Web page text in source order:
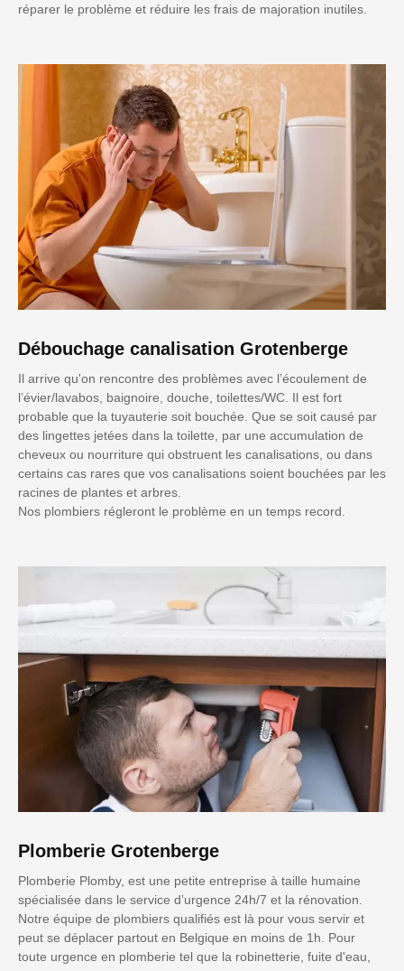
réparer le problème et réduire les frais de majoration inutiles.
Débouchage canalisation Grotenberge
Il arrive qu'on rencontre des problèmes avec l’écoulement de
l’évier/lavabos, baignoire, douche, toilettes/WC. Il est fort
probable que la tuyauterie soit bouchée. Que se soit causé par
des lingettes jetées dans la toilette, par une accumulation de
cheveux ou nourriture qui obstruent les canalisations, ou dans
certains cas rares que vos canalisations soient bouchées par les
racines de plantes et arbres.
Nos plombiers régleront le problème en un temps record.
Plomberie Grotenberge
Plomberie Plomby, est une petite entreprise à taille humaine
spécialisée dans le service d’urgence 24h/7 et la rénovation.
Notre équipe de plombiers qualifiés est là pour vous servir et
peut se déplacer partout en Belgique en moins de 1h. Pour
toute urgence en plomberie tel que la robinetterie, fuite d'eau,